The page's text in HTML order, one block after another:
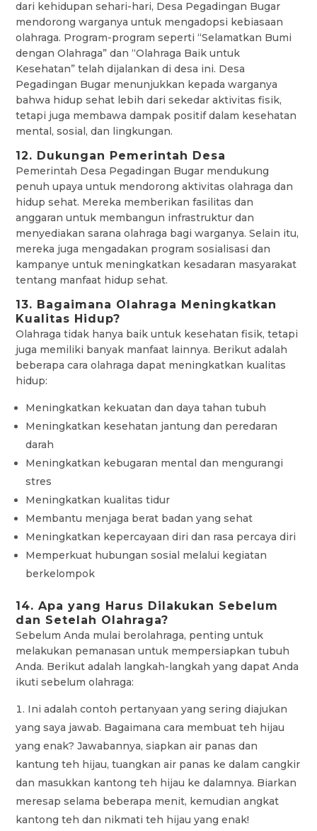
dari kehidupan sehari-hari, Desa Pegadingan Bugar
mendorong warganya untuk mengadopsi kebiasaan
olahraga. Program-program seperti “Selamatkan Bumi
dengan Olahraga” dan “Olahraga Baik untuk
Kesehatan” telah dijalankan di desa ini. Desa
Pegadingan Bugar menunjukkan kepada warganya
bahwa hidup sehat lebih dari sekedar aktivitas fisik,
tetapi juga membawa dampak positif dalam kesehatan
mental, sosial, dan lingkungan.
12. Dukungan Pemerintah Desa
Pemerintah Desa Pegadingan Bugar mendukung
penuh upaya untuk mendorong aktivitas olahraga dan
hidup sehat. Mereka memberikan fasilitas dan
anggaran untuk membangun infrastruktur dan
menyediakan sarana olahraga bagi warganya. Selain itu,
mereka juga mengadakan program sosialisasi dan
kampanye untuk meningkatkan kesadaran masyarakat
tentang manfaat hidup sehat.
13. Bagaimana Olahraga Meningkatkan
Kualitas Hidup?
Olahraga tidak hanya baik untuk kesehatan fisik, tetapi
juga memiliki banyak manfaat lainnya. Berikut adalah
beberapa cara olahraga dapat meningkatkan kualitas
hidup:
Meningkatkan kekuatan dan daya tahan tubuh
Meningkatkan kesehatan jantung dan peredaran
darah
Meningkatkan kebugaran mental dan mengurangi
stres
Meningkatkan kualitas tidur
Membantu menjaga berat badan yang sehat
Meningkatkan kepercayaan diri dan rasa percaya diri
Memperkuat hubungan sosial melalui kegiatan
berkelompok
14. Apa yang Harus Dilakukan Sebelum
dan Setelah Olahraga?
Sebelum Anda mulai berolahraga, penting untuk
melakukan pemanasan untuk mempersiapkan tubuh
Anda. Berikut adalah langkah-langkah yang dapat Anda
ikuti sebelum olahraga:
Ini adalah contoh pertanyaan yang sering diajukan
yang saya jawab. Bagaimana cara membuat teh hijau
yang enak? Jawabannya, siapkan air panas dan
kantung teh hijau, tuangkan air panas ke dalam cangkir
dan masukkan kantong teh hijau ke dalamnya. Biarkan
meresap selama beberapa menit, kemudian angkat
kantong teh dan nikmati teh hijau yang enak!